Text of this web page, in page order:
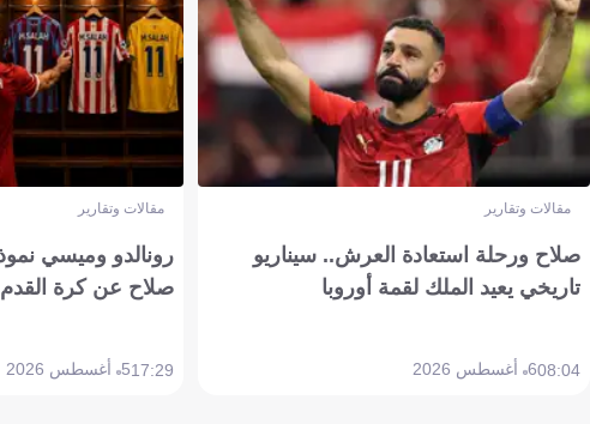
مقالات وتقارير
صلاح ورحلة استعادة العرش.. سيناريو
تاريخي يعيد الملك لقمة أوروبا
08:046 أغسطس 2026
مقالات وتقارير
رونالدو وميسي
صلاح عن كرة
17:295 أغسطس 2026